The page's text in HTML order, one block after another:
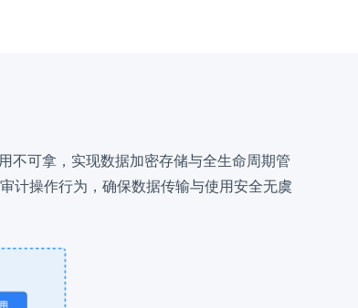
不可拿，实现数据加密存储与全生命周期管
计操作行为，确保数据传输与使用安全无虞